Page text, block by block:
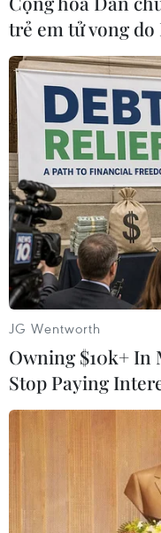
Các tăng ni, Phật tử
sanh tại lễ tưởng
canô. (Ảnh:
Các tăng ni, Phật tử
sanh tại lễ tưởng
trẻ em tử vong do
JG Wentworth
Owning $10k+ In
Stop Paying